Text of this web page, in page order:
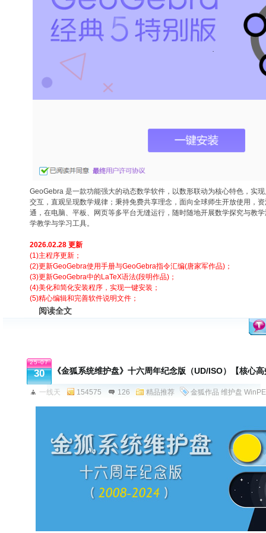
GeoGebra 是一款功能强大的动态数学软件，以数形联动为核心特色，实
交互，直观呈现数学规律；秉持免费共享理念，面向全球师生开放使用，
通，在电脑、平板、网页等多平台无缝运行，随时随地开展数学探究与教
学教学与学习工具。
2026.02.28 更新
(1)主程序更新；
(2)更新GeoGebra使用手册与GeoGebra指令汇编(唐家军作品)；
(3)更新GeoGebra中的LaTeX语法(段明作品)；
(4)美化和简化安装程序，实现一键安装；
(5)精心编辑和完善软件说明文件；
阅读全文
25-07
30 《金狐系统维护盘》十六周年纪念版（UD/ISO）【核心
一线天 154575 126 精品推荐 金狐作品 维护盘 WinPE